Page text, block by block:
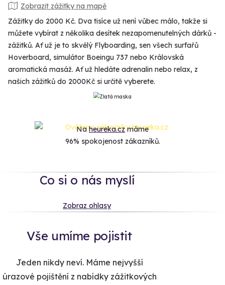
Zobrazit zážitky na mapě
Zážitky do 2000 Kč. Dva tisíce už není vůbec málo, takže si
můžete vybírat z několika desítek nezapomenutelných dárků -
zážitků. Ať už je to skvělý Flyboarding, sen všech surfařů
Hoverboard, simulátor Boeingu 737 nebo Královská
aromatická masáž. Ať už hledáte adrenalin nebo relax, z
našich zážitků do 2000Kč si určitě vyberete.
Naheureka.czmáme
96% spokojenost zákazníků.
Co si o nás myslí
Zobraz ohlasy
Vše umíme pojistit
Jeden nikdy neví. Máme nejvyšší
úrazové pojištění z nabídky zážitkových